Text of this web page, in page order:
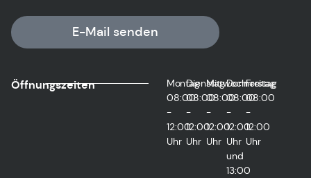
E-Mail senden
Öffnungszeiten
Montag
08:00
-
12:00
Uhr
Dienstag
08:00
-
12:00
Uhr
Mittwoch
08:00
-
12:00
Uhr
Donnerstag
08:00
-
12:00
Uhr
und
13:00
Freitag
08:00
-
12:00
Uhr